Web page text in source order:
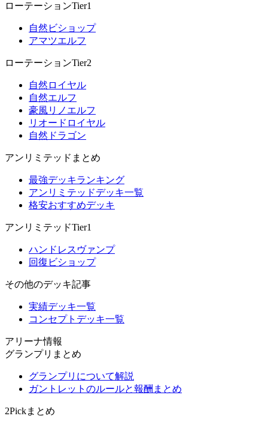
ローテーションTier1
自然ビショップ
アマツエルフ
ローテーションTier2
自然ロイヤル
自然エルフ
豪風リノエルフ
リオードロイヤル
自然ドラゴン
アンリミテッドまとめ
最強デッキランキング
アンリミテッドデッキ一覧
格安おすすめデッキ
アンリミテッドTier1
ハンドレスヴァンプ
回復ビショップ
その他のデッキ記事
実績デッキ一覧
コンセプトデッキ一覧
アリーナ情報
グランプリまとめ
グランプリについて解説
ガントレットのルールと報酬まとめ
2Pickまとめ